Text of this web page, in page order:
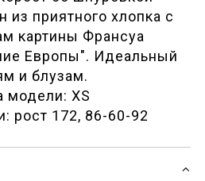
приятного хлопка c
картины Франсуа
Европы". Идеальный
и блузам.
модели: XS
рост 172, 86-60-92